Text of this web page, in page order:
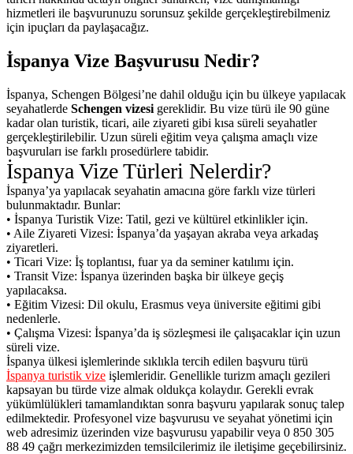
hizmetleri ile başvurunuzu sorunsuz şekilde gerçekleştirebilmeniz
için ipuçları da paylaşacağız.
İspanya Vize Başvurusu Nedir?
İspanya, Schengen Bölgesi’ne dahil olduğu için bu ülkeye yapılacak
seyahatlerde Schengen vizesi gereklidir. Bu vize türü ile 90 güne
kadar olan turistik, ticari, aile ziyareti gibi kısa süreli seyahatler
gerçekleştirilebilir. Uzun süreli eğitim veya çalışma amaçlı vize
başvuruları ise farklı prosedürlere tabidir.
İspanya Vize Türleri Nelerdir?
İspanya’ya yapılacak seyahatin amacına göre farklı vize türleri
bulunmaktadır. Bunlar:
• İspanya Turistik Vize: Tatil, gezi ve kültürel etkinlikler için.
• Aile Ziyareti Vizesi: İspanya’da yaşayan akraba veya arkadaş
ziyaretleri.
• Ticari Vize: İş toplantısı, fuar ya da seminer katılımı için.
• Transit Vize: İspanya üzerinden başka bir ülkeye geçiş
yapılacaksa.
• Eğitim Vizesi: Dil okulu, Erasmus veya üniversite eğitimi gibi
nedenlerle.
• Çalışma Vizesi: İspanya’da iş sözleşmesi ile çalışacaklar için uzun
süreli vize.
İspanya ülkesi işlemlerinde sıklıkla tercih edilen başvuru türü
İspanya turistik vize işlemleridir. Genellikle turizm amaçlı gezileri
kapsayan bu türde vize almak oldukça kolaydır. Gerekli evrak
yükümlülükleri tamamlandıktan sonra başvuru yapılarak sonuç talep
edilmektedir. Profesyonel vize başvurusu ve seyahat yönetimi için
web adresimiz üzerinden vize başvurusu yapabilir veya 0 850 305
88 49 çağrı merkezimizden temsilcilerimiz ile iletişime geçebilirsiniz.